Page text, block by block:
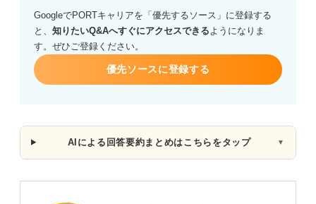
します。
GoogleでPORTキャリアを「優先するソース」に登録する
と、 知りたいQ&Aへすぐにアクセスできるようになりま
す。ぜひご登録ください。
優先ソースに登録する
AIによる回答要約まとめはこちらをタップ ▼